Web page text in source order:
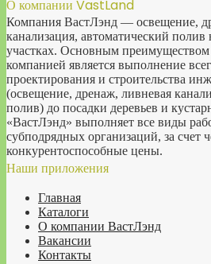
О компании VastLand
Компания ВастЛэнд — освещение,
канализация, автоматический
участках. Основным
компанией является выполнение
проектирования и строительства
(освещение, дренаж, ливневая
полив) до посадки деревьев и
«ВастЛэнд» выполняет все виды
субподрядных организаций, за счет
конкурентоспособные цены.
Наши приложения
Главная
Каталоги
О компании ВастЛэнд
Вакансии
Контакты